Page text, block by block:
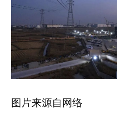
图片来源自网络